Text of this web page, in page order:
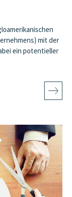
mit der
ein potentieller